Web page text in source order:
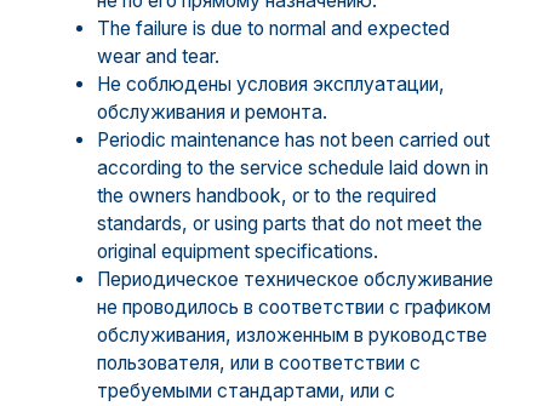
The failure is due to normal and expected
wear and tear.
Не соблюдены условия эксплуатации,
обслуживания и ремонта.
Periodic maintenance has not been carried out
according to the service schedule laid down in
the owners handbook, or to the required
standards, or using parts that do not meet the
original equipment specifications.
Периодическое техническое обслуживание
не проводилось в соответствии с графиком
обслуживания, изложенным в руководстве
пользователя, или в соответствии с
требуемыми стандартами, или с